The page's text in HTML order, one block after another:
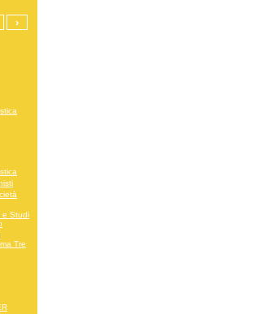
e Studi
Tre